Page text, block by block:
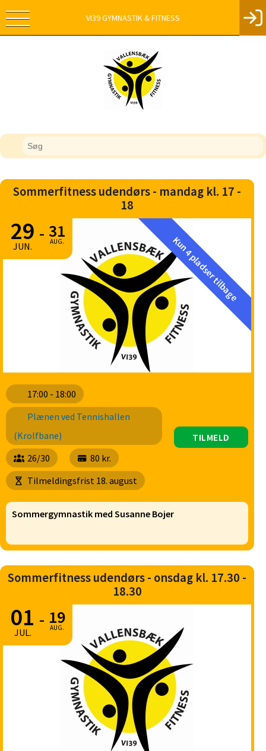
VI39 GYMNASTIK & FITNESS
Sommerfitness udendørs - mandag kl. 17 -
18
29
JUN.
- 31
AUG. Kun 4 pladser tilbage
17:00 - 18:00
Plænen ved Tennishallen
(Krolfbane)
26/30
80 kr.
Tilmeldingsfrist 18. august
TILMELD
Sommergymnastik med Susanne Bojer
Sommerfitness udendørs - onsdag kl. 17.30 -
18.30
01
JUL.
- 19
AUG.